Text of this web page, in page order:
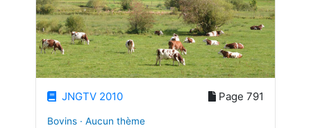
JNGTV 2010 Page 791
Bovins · Aucun thème